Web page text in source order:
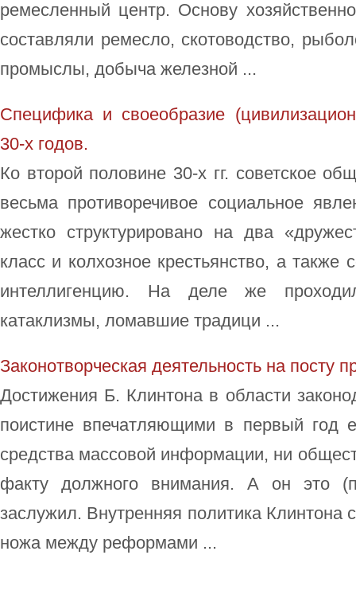
ремесленный центр. Основу
составляли ремесло, скотоводство,
промыслы, добыча железной ...
Специфика и своеобразие
30-х годов.
Ко второй половине 30-х гг. советское
весьма противоречивое социальное
жестко структурировано на два
класс и колхозное крестьянство, а
интеллигенцию. На деле же
катаклизмы, ломавшие традици ...
Законотворческая деятельность на посту
Достижения Б. Клинтона в области
поистине впечатляющими в первый год
средства массовой информации, ни
факту должного внимания. А он это
заслужил. Внутренняя политика
ножа между реформами ...